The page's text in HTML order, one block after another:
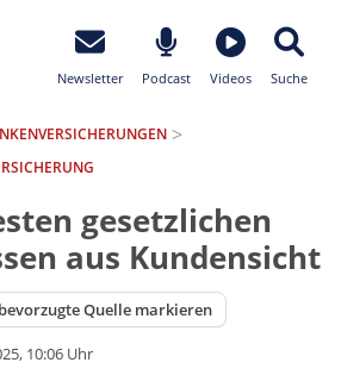
Newsletter Podcast Videos Suche
gesetzlichen
aus Kundensicht
Quelle markieren
10:06 Uhr